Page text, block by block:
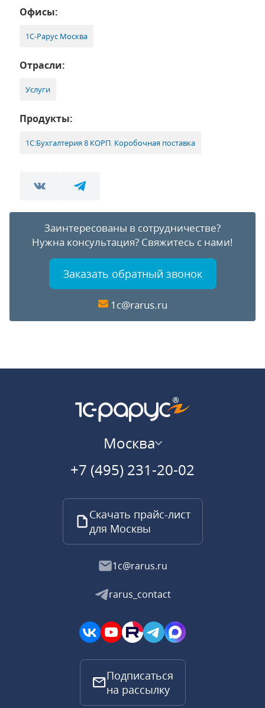
Офисы:
1С-Рарус Москва
Отрасли:
Услуги
Продукты:
1С:Бухгалтерия 8 КОРП. Коробочная поставка
Заинтересованы в сотрудничестве?
Нужна консультация? Свяжитесь с нами!
Заказать обратный звонок
1c@rarus.ru
Москва
+7 (495) 231-20-02
Скачать прайс-лист
для Москвы
1c@rarus.ru
rarus_contact
Подписаться
на рассылку